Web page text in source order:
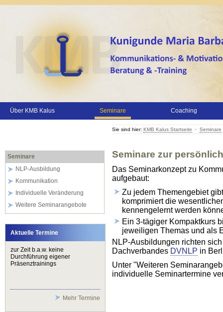
Über KMB Kalus Seminare Coaching
Seminare
NLP-Ausbildung
Kommunikation
Individuelle Veränderung
Weitere Seminarangebote
Aktuelle Termine
zur Zeit b.a.w. keine
Durchführung eigener
Präsenztrainings
Mehr Termine
Sie sind hier: KMB Kalus Startseite · Seminare
Seminare zur
Das Seminarkonzept zu
aufgebaut:
Zu jedem Themengebiet
komprimiert die
kennengelernt werden
Ein 3-tägiger Kompaktkurs
jeweiligen Themas und als
NLP-Ausbildungen richten
Dachverbandes DVNLP in
Unter "Weiteren
individuelle Seminartermine